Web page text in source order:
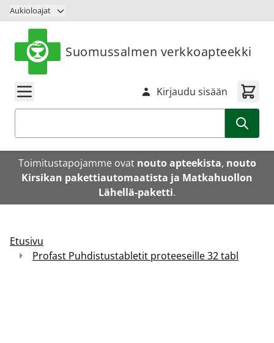
Siirry sisältöön
Aukioloajat
Suomussalmen verkkoapteekki
Kirjaudu sisään
Toimitustapojamme ovat nouto apteekista, nouto
Kirsikan pakettiautomaatista ja Matkahuollon
Lähellä-paketti.
Etusivu
Profast Puhdistustabletit proteeseille 32 tabl